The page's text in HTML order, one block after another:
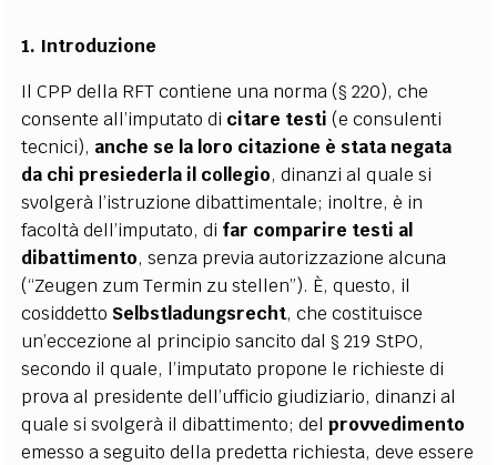
1. Introduzione
Il CPP della RFT contiene una norma (§ 220), che
consente all’imputato di citare testi (e consulenti
tecnici), anche se la loro citazione è stata negata
da chi presiederla il collegio, dinanzi al quale si
svolgerà l’istruzione dibattimentale; inoltre, è in
facoltà dell’imputato, di far comparire testi al
dibattimento, senza previa autorizzazione alcuna
(“Zeugen zum Termin zu stellen”). È, questo, il
cosiddetto Selbstladungsrecht, che costituisce
un’eccezione al principio sancito dal § 219 StPO,
secondo il quale, l’imputato propone le richieste di
prova al presidente dell’ufficio giudiziario, dinanzi al
quale si svolgerà il dibattimento; delprovvedimento
emesso a seguito della predetta richiesta, deve essere